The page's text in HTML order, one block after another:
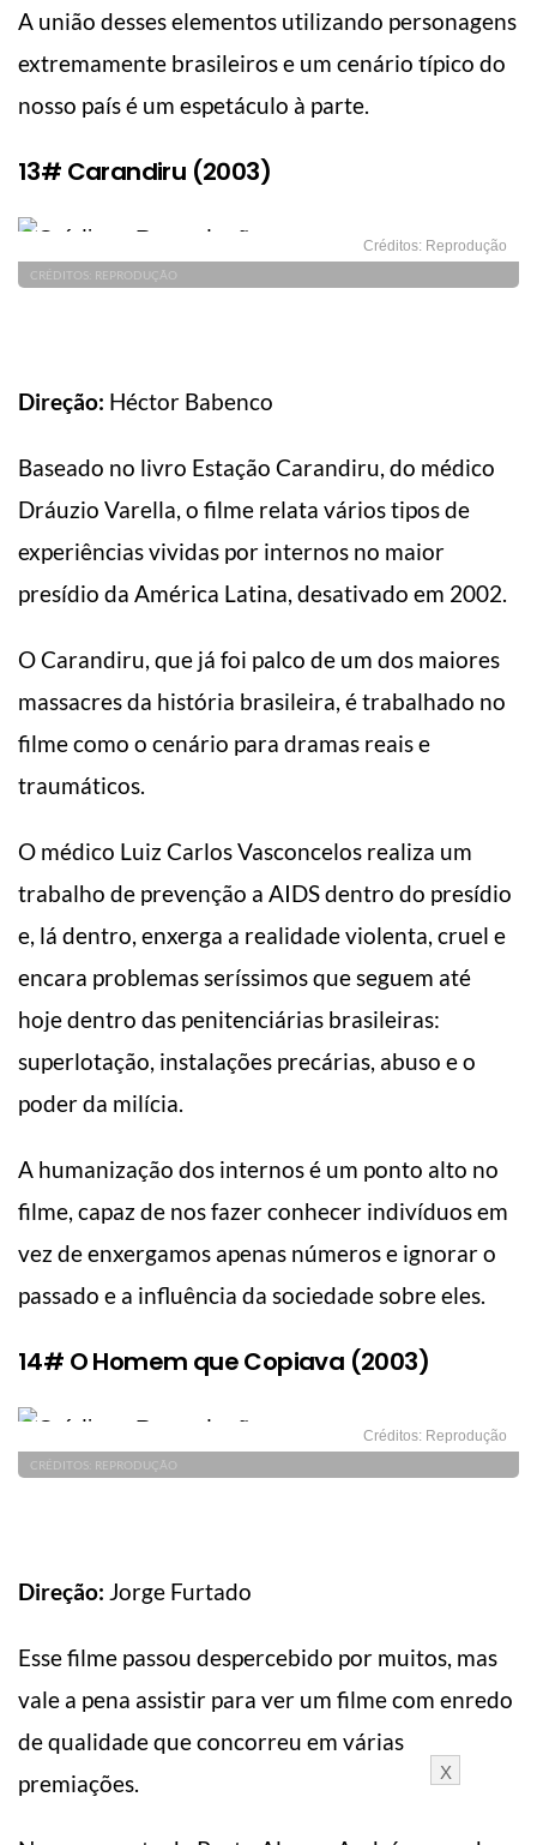
A união desses elementos utilizando personagens
extremamente brasileiros e um cenário típico do
nosso país é um espetáculo à parte.
13# Carandiru (2003)
Créditos: Reprodução
CRÉDITOS: REPRODUÇÃO
Direção: Héctor Babenco
Baseado no livro Estação Carandiru, do médico
Dráuzio Varella, o filme relata vários tipos de
experiências vividas por internos no maior
presídio da América Latina, desativado em 2002.
O Carandiru, que já foi palco de um dos maiores
massacres da história brasileira, é trabalhado no
filme como o cenário para dramas reais e
traumáticos.
O médico Luiz Carlos Vasconcelos realiza um
trabalho de prevenção a AIDS dentro do presídio
e, lá dentro, enxerga a realidade violenta, cruel e
encara problemas seríssimos que seguem até
hoje dentro das penitenciárias brasileiras:
superlotação, instalações precárias, abuso e o
poder da milícia.
A humanização dos internos é um ponto alto no
filme, capaz de nos fazer conhecer indivíduos em
vez de enxergamos apenas números e ignorar o
passado e a influência da sociedade sobre eles.
14# O Homem que Copiava (2003)
Créditos: Reprodução
CRÉDITOS: REPRODUÇÃO
Direção: Jorge Furtado
Esse filme passou despercebido por muitos, mas
vale a pena assistir para ver um filme com enredo
de qualidade que concorreu em várias
premiações.
X